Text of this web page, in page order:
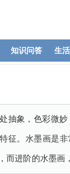
知识问答 生
抽象，色彩微
征。水墨画是
进阶的水墨画